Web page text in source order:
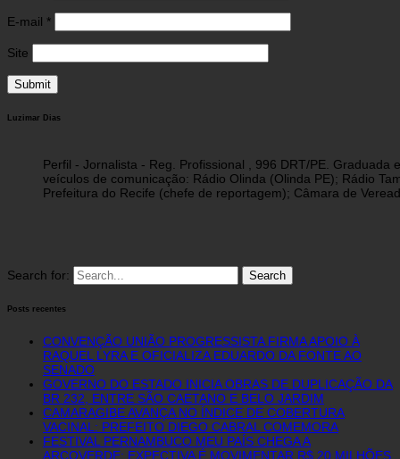
E-mail *
Site
Luzimar Dias
Perfil - Jornalista - Reg. Profissional , 996 DRT/PE.
veículos de comunicação: Rádio Olinda (Olinda PE); Rádio
Prefeitura do Recife (chefe de reportagem); Câmara de
Search for:
Posts recentes
CONVENÇÃO UNIÃO PROGRESSISTA FIRMA APOIO À
RAQUEL LYRA E OFICIALIZA EDUARDO DA FONTE AO
SENADO
GOVERNO DO ESTADO INICIA OBRAS DE DUPLICAÇÃO DA
BR 232, ENTRE SÃO CAETANO E BELO JARDIM
CAMARAGIBE AVANÇA NO ÍNDICE DE COBERTURA
VACINAL: PREFEITO DIEGO CABRAL COMEMORA
FESTIVAL PERNAMBUCO MEU PAÍS CHEGA A
ARCOVERDE: EXPECTIVA É MOVIMENTAR R$ 20 MILHÕES